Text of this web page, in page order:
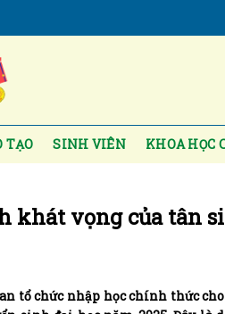
TẠO SINH VIÊN KHOA HỌC
khát vọng của tân
tổ chức nhập học chính thức